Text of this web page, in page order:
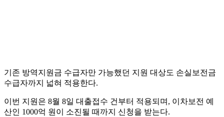
기존 방역지원금 수급자만 가능했던 지원 대상도 손실보전금
수급자까지 넓혀 적용한다.
이번 지원은 8월 8일 대출접수 건부터 적용되며, 이차보전 예
산인 1000억 원이 소진될 때까지 신청을 받는다.